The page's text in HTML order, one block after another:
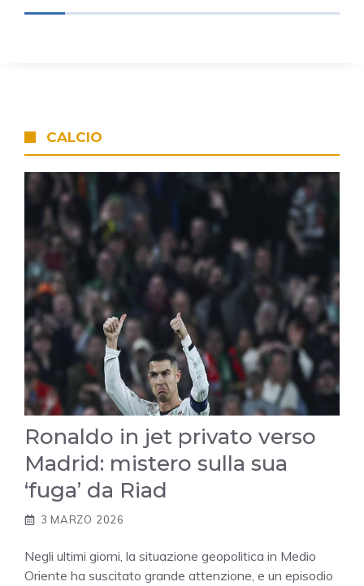
CALCIO
Ronaldo in jet privato verso
Madrid: mistero sulla sua
‘fuga’ da Riad
3 MARZO 2026
Negli ultimi giorni, la situazione geopolitica in Medio
Oriente ha suscitato grande attenzione, e un episodio